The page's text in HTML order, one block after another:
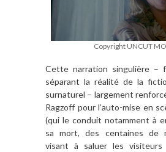
Copyright UNCUT
Cette narration singulière –
séparant la réalité de la
surnaturel – largement
Ragzoff pour l’auto-mise en
(qui le conduit notamment à
sa mort, des centaines de
visant à saluer les